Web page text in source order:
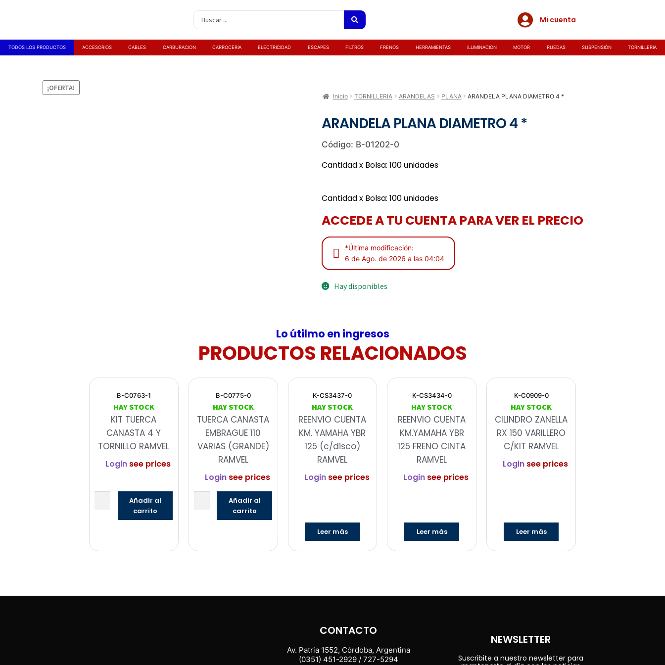
Mi cuenta
TODOS LOS PRODUCTOS ACCESORIOS CABLES CARBURACION CARROCERIA ELECTRICIDAD ESCAPES FILTROS FRENOS HERRAMIENTAS ILUMINACION MOTOR RUEDAS SUSPENSIÓN TORNILLERIA
¡OFERTA!
Inicio TORNILLERIA ARANDELAS PLANA ARANDELA PLANA DIAMETRO 4 *
ARANDELA PLANA DIAMETRO 4 *
Código: B-01202-0
Cantidad x Bolsa: 100 unidades
Cantidad x Bolsa: 100 unidades
ACCEDE A TU CUENTA PARA VER EL PRECIO
*Última modificación:
6 de Ago. de 2026 a las 04:04
Hay disponibles
Lo útilmo en ingresos
PRODUCTOS RELACIONADOS
B-C0763-1
HAY STOCK
KIT TUERCA
CANASTA 4 Y
TORNILLO RAMVEL
Login see prices
Añadir al
carrito
B-C0775-0
HAY STOCK
TUERCA CANASTA
EMBRAGUE 110
VARIAS (GRANDE)
RAMVEL
Loginsee prices
Añadir al
carrito
K-CS3437-0
HAY STOCK
REENVIO CUENTA
KM. YAMAHA YBR
125 (c/disco)
RAMVEL
Loginsee prices
Leer más
K-CS3434-0
HAY STOCK
REENVIO CUENTA
KM.YAMAHA YBR
125 FRENO CINTA
RAMVEL
Login see prices
Leer más
K-C0909-0
HAY STOCK
CILINDRO ZANELLA
RX 150 VARILLERO
C/KIT RAMVEL
Login see prices
Leer más
CONTACTO
Av. Patria 1552, Córdoba, Argentina
(0351) 451-2929 / 727-5294
NEWSLETTER
Suscribite a nuestro newsletter para